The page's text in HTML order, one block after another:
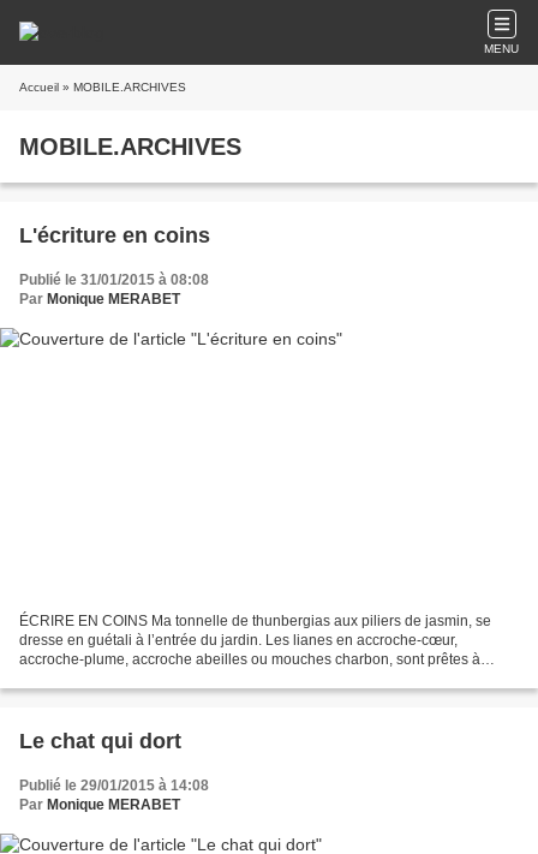
MENU
Accueil » MOBILE.ARCHIVES
MOBILE.ARCHIVES
L'écriture en coins
Publié le 31/01/2015 à 08:08
Par Monique MERABET
ÉCRIRE EN COINS Ma tonnelle de thunbergias aux piliers de jasmin, se
dresse en guétali à l’entrée du jardin. Les lianes en accroche-cœur,
accroche-plume, accroche abeilles ou mouches charbon, sont prêtes à
Le chat qui dort
Publié le 29/01/2015 à 14:08
Par Monique MERABET